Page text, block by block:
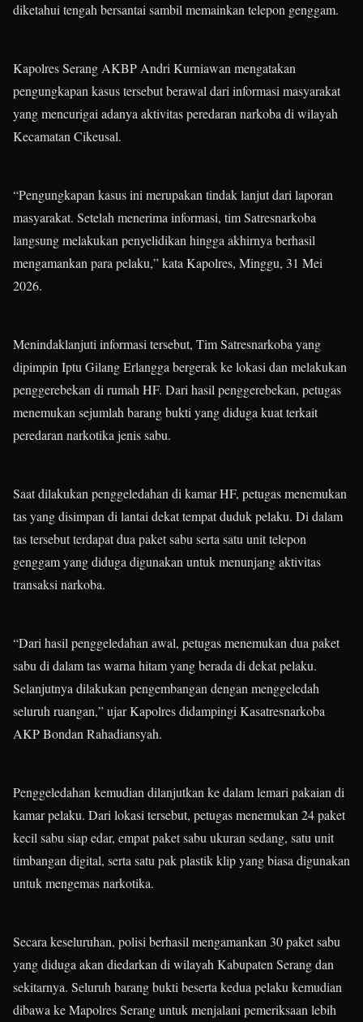
diketahui tengah bersantai sambil memainkan telepon genggam.
Kapolres Serang AKBP Andri Kurniawan mengatakan
pengungkapan kasus tersebut berawal dari informasi masyarakat
yang mencurigai adanya aktivitas peredaran narkoba di wilayah
Kecamatan Cikeusal.
“Pengungkapan kasus ini merupakan tindak lanjut dari laporan
masyarakat. Setelah menerima informasi, tim Satresnarkoba
langsung melakukan penyelidikan hingga akhirnya berhasil
mengamankan para pelaku,” kata Kapolres, Minggu, 31 Mei
2026.
Menindaklanjuti informasi tersebut, Tim Satresnarkoba yang
dipimpin Iptu Gilang Erlangga bergerak ke lokasi dan melakukan
penggerebekan di rumah HF. Dari hasil penggerebekan, petugas
menemukan sejumlah barang bukti yang diduga kuat terkait
peredaran narkotika jenis sabu.
Saat dilakukan penggeledahan di kamar HF, petugas menemukan
tas yang disimpan di lantai dekat tempat duduk pelaku. Di dalam
tas tersebut terdapat dua paket sabu serta satu unit telepon
genggam yang diduga digunakan untuk menunjang aktivitas
transaksi narkoba.
“Dari hasil penggeledahan awal, petugas menemukan dua paket
sabu di dalam tas warna hitam yang berada di dekat pelaku.
Selanjutnya dilakukan pengembangan dengan menggeledah
seluruh ruangan,” ujar Kapolres didampingi Kasatresnarkoba
AKP Bondan Rahadiansyah.
Penggeledahan kemudian dilanjutkan ke dalam lemari pakaian di
kamar pelaku. Dari lokasi tersebut, petugas menemukan 24 paket
kecil sabu siap edar, empat paket sabu ukuran sedang, satu unit
timbangan digital, serta satu pak plastik klip yang biasa digunakan
untuk mengemas narkotika.
Secara keseluruhan, polisi berhasil mengamankan 30 paket sabu
yang diduga akan diedarkan di wilayah Kabupaten Serang dan
sekitarnya. Seluruh barang bukti beserta kedua pelaku kemudian
dibawa ke Mapolres Serang untuk menjalani pemeriksaan lebih